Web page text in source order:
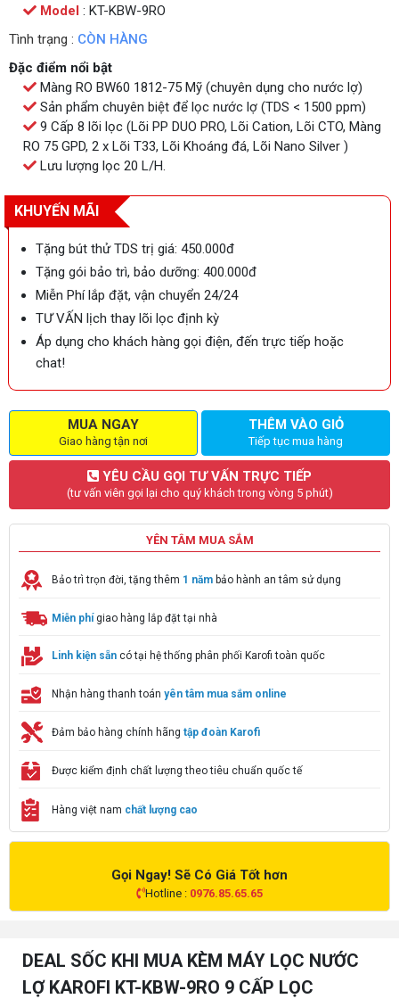
Model : KT-KBW-9RO
Tình trạng : CÒN HÀNG
Đặc điểm nổi bật
Màng RO BW60 1812-75 Mỹ (chuyên dụng cho nước lợ)
Sản phẩm chuyên biệt để lọc nước lợ (TDS < 1500 ppm)
9 Cấp 8 lõi lọc (Lõi PP DUO PRO, Lõi Cation, Lõi CTO, Màng
RO 75 GPD, 2 x Lõi T33, Lõi Khoáng đá, Lõi Nano Silver )
Lưu lượng lọc 20 L/H.
KHUYẾN MÃI
Tặng bút thử TDS trị giá: 450.000đ
Tặng gói bảo trì, bảo dưỡng: 400.000đ
Miễn Phí lắp đặt, vận chuyển 24/24
TƯ VẤN lịch thay lõi lọc định kỳ
Áp dụng cho khách hàng gọi điện, đến trực tiếp hoặc
chat!
MUA NGAY
Giao hàng tận nơi
THÊM VÀO GIỎ
Tiếp tục mua hàng
YÊU CẦU GỌI TƯ VẤN TRỰC TIẾP
(tư vấn viên gọi lại cho quý khách trong vòng 5 phút)
YÊN TÂM MUA SẮM
Bảo trì trọn đời, tặng thêm 1 năm bảo hành an tâm sử dụng
Miễn phígiao hàng lắp đặt tại nhà
Linh kiện sẵn có tại hệ thống phân phối Karofi toàn quốc
Nhận hàng thanh toán yên tâm mua sắm online
Đảm bảo hàng chính hãng tập đoàn Karofi
Được kiểm định chất lượng theo tiêu chuẩn quốc tế
Hàng việt nam chất lượng cao
Gọi Ngay! Sẽ Có Giá Tốt hơn
Hotline : 0976.85.65.65
DEAL SỐC KHI MUA KÈM MÁY LỌC NƯỚC
LỢ KAROFI KT-KBW-9RO 9 CẤP LỌC